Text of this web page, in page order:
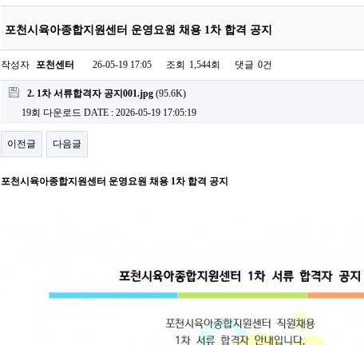
포천시육아종합지원센터 운영요원 채용 1차 합격 공지
작성자 포천센터 26-05-19 17:05 조회 1,544회 댓글 0건
2. 1차 서류합격자 공지001.jpg (95.6K)
19회 다운로드 DATE : 2026-05-19 17:05:19
이전글 다음글
포천시육아종합지원센터 운영요원 채용 1차 합격 공지